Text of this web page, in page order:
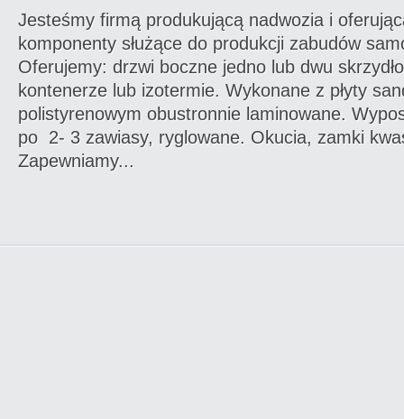
Jesteśmy firmą produkującą nadwozia i
komponenty służące do produkcji zabudów
Oferujemy: drzwi boczne jedno lub dwu
kontenerze lub izotermie. Wykonane z płyty
polistyrenowym obustronnie laminowane.
po 2- 3 zawiasy, ryglowane. Okucia, zamki
Zapewniamy...